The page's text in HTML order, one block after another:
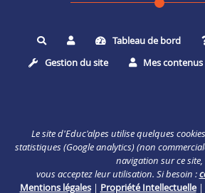
Rechercher Tableau de bord
Gestion du site
Mes contenus
Le site d'Educ'alpes utilise quelques
statistiques (Google analytics) (non
navigation sur ce site,
vous acceptez leur utilisation. Si besoin :
Mentions légales| Propriété Intellectuelle|